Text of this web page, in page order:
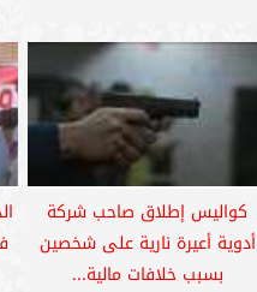
كواليس إطلاق صاحب شركة
أدوية أعيرة نارية على شخصين
بسبب خلافات مالية...